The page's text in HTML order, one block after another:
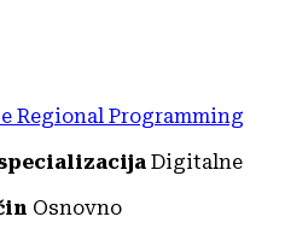
Regional Programming
Digitalne
Osnovno